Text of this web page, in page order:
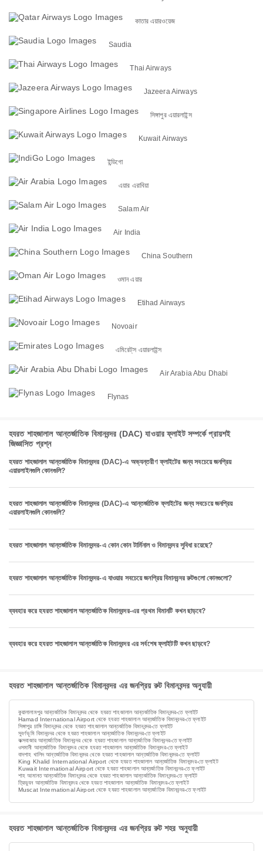
কাতার এয়ারওয়েজ
Saudia
Thai Airways
Jazeera Airways
সিঙ্গাপুর এয়ারলাইন্স
Kuwait Airways
ইন্ডিগো
এয়ার এরাবিয়া
Salam Air
Air India
China Southern
ওমান এয়ার
Etihad Airways
Novoair
এমিরেট্‌স এয়ারলাইন্স
Air Arabia Abu Dhabi
Flynas
হযরত শাহজালাল আন্তর্জাতিক বিমানবন্দর (DAC) যাওয়ার ফ্লাইট সম্পর্কে প্রায়শই
জিজ্ঞাসিত প্রশ্ন
হযরত শাহজালাল আন্তর্জাতিক বিমানবন্দর (DAC)-এ অভ্যন্তরীণ ফ্লাইটের জন্য সবচেয়ে জনপ্রিয়
এয়ারলাইনগুলি কোনগুলি?
হযরত শাহজালাল আন্তর্জাতিক বিমানবন্দর (DAC)-এ আন্তর্জাতিক ফ্লাইটের জন্য সবচেয়ে জনপ্রিয়
এয়ারলাইনগুলি কোনগুলি?
হযরত শাহজালাল আন্তর্জাতিক বিমানবন্দর-এ কোন কোন টার্মিনাল ও বিমানবন্দর সুবিধা রয়েছে?
হযরত শাহজালাল আন্তর্জাতিক বিমানবন্দর-এ যাওয়ার সবচেয়ে জনপ্রিয় বিমানবন্দর রুটগুলো কোনগুলো?
ব্যবহার করে হযরত শাহজালাল আন্তর্জাতিক বিমানবন্দর-এর প্রথম বিমানটি কখন ছাড়বে?
ব্যবহার করে হযরত শাহজালাল আন্তর্জাতিক বিমানবন্দর এর সর্বশেষ ফ্লাইটটি কখন ছাড়বে?
হযরত শাহজালাল আন্তর্জাতিক বিমানবন্দর এর জনপ্রিয় রুট বিমানবন্দর অনুযায়ী
কুয়ালালামপুর আন্তর্জাতিক বিমানবন্দর থেকে হযরত শাহজালাল আন্তর্জাতিক বিমানবন্দর-তে ফ্লাইট
Hamad International Airport থেকে হযরত শাহজালাল আন্তর্জাতিক বিমানবন্দর-তে ফ্লাইট
সিঙ্গাপুর চাঙ্গি বিমানবন্দর থেকে হযরত শাহজালাল আন্তর্জাতিক বিমানবন্দর-তে ফ্লাইট
সুবর্ণভূমি বিমানবন্দর থেকে হযরত শাহজালাল আন্তর্জাতিক বিমানবন্দর-তে ফ্লাইট
কক্সবাজার আন্তর্জাতিক বিমানবন্দর থেকে হযরত শাহজালাল আন্তর্জাতিক বিমানবন্দর-তে ফ্লাইট
ওসমানী আন্তর্জাতিক বিমানবন্দর থেকে হযরত শাহজালাল আন্তর্জাতিক বিমানবন্দর-তে ফ্লাইট
বাদশাহ খালিদ আন্তর্জাতিক বিমানবন্দর থেকে হযরত শাহজালাল আন্তর্জাতিক বিমানবন্দর-তে ফ্লাইট
King Khalid International Airport থেকে হযরত শাহজালাল আন্তর্জাতিক বিমানবন্দর-তে ফ্লাইট
Kuwait International Airport থেকে হযরত শাহজালাল আন্তর্জাতিক বিমানবন্দর-তে ফ্লাইট
শাহ আমানত আন্তর্জাতিক বিমানবন্দর থেকে হযরত শাহজালাল আন্তর্জাতিক বিমানবন্দর-তে ফ্লাইট
ত্রিভুবন আন্তর্জাতিক বিমানবন্দর থেকে হযরত শাহজালাল আন্তর্জাতিক বিমানবন্দর-তে ফ্লাইট
Muscat International Airport থেকে হযরত শাহজালাল আন্তর্জাতিক বিমানবন্দর-তে ফ্লাইট
হযরত শাহজালাল আন্তর্জাতিক বিমানবন্দর এর জনপ্রিয় রুট শহর অনুযায়ী